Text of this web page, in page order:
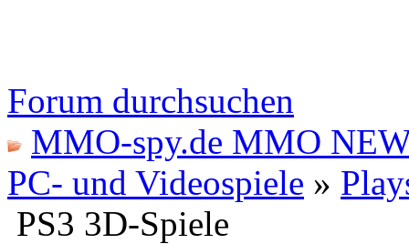
Forum durchsuchen
MMO-spy.de MMO
PC- und Videospiele »
PS3 3D-Spiele